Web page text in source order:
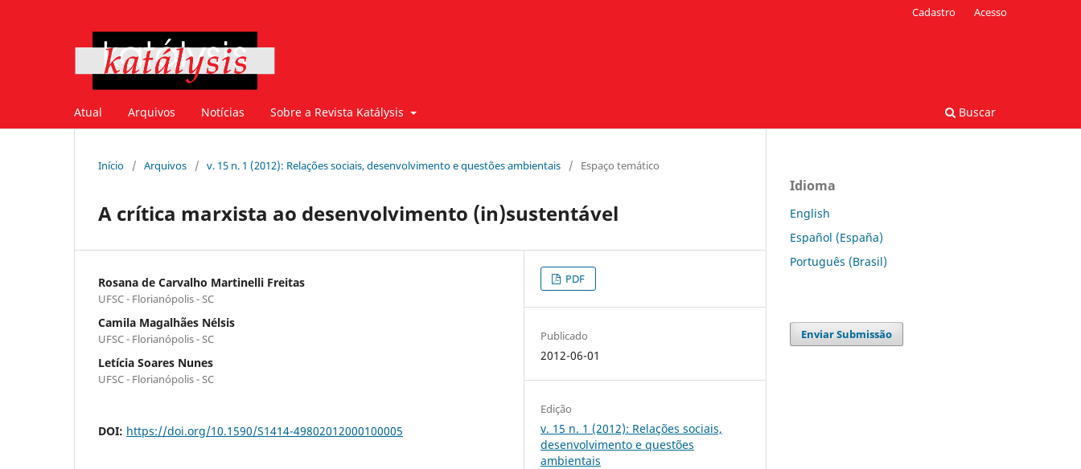
Atual Arquivos Notícias Sobre a Revista Katálysis Buscar
Cadastro Acesso
Início / Arquivos / v. 15 n. 1 (2012): Relações sociais, desenvolvimento e questões ambientais / Espaço temático
A crítica marxista ao desenvolvimento (in)sustentável
Rosana de Carvalho Martinelli Freitas
UFSC - Florianópolis - SC
Camila Magalhães Nélsis
UFSC - Florianópolis - SC
Letícia Soares Nunes
UFSC - Florianópolis - SC
DOI: https://doi.org/10.1590/S1414-49802012000100005
PDF
Publicado
2012-06-01
Edição
v. 15 n. 1 (2012): Relações sociais,
desenvolvimento e questões
ambientais
Idioma
English
Español (España)
Português (Brasil)
Enviar Submissão